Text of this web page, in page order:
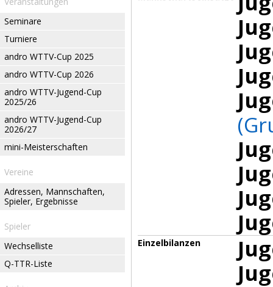
Seminare
Turniere
andro WTTV-Cup 2025
andro WTTV-Cup 2026
andro WTTV-Jugend-Cup
2025/26
andro WTTV-Jugend-Cup
2026/27
mini-Meisterschaften
Vereine
Adressen, Mannschaften,
Spieler, Ergebnisse
Spieler
Wechselliste
Q-TTR-Liste
Einzelbilanzen